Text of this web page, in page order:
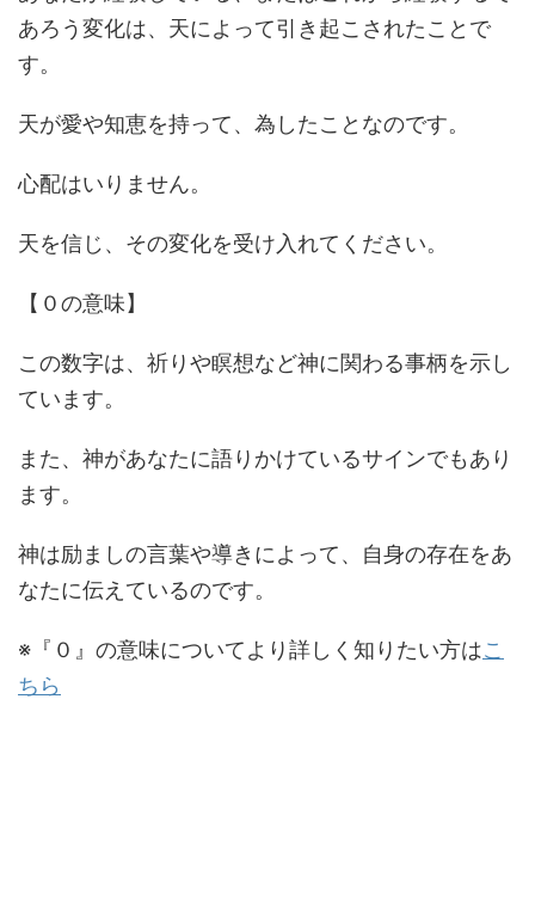
あろう変化は、天によって引き起こされたことで
す。
天が愛や知恵を持って、為したことなのです。
心配はいりません。
天を信じ、その変化を受け入れてください。
【０の意味】
この数字は、祈りや瞑想など神に関わる事柄を示し
ています。
また、神があなたに語りかけているサインでもあり
ます。
神は励ましの言葉や導きによって、自身の存在をあ
なたに伝えているのです。
※『０』の意味についてより詳しく知りたい方はこ
ちら